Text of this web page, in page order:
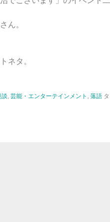
ん。
ネタ。
談, 芸能・エンターテインメント , 落語